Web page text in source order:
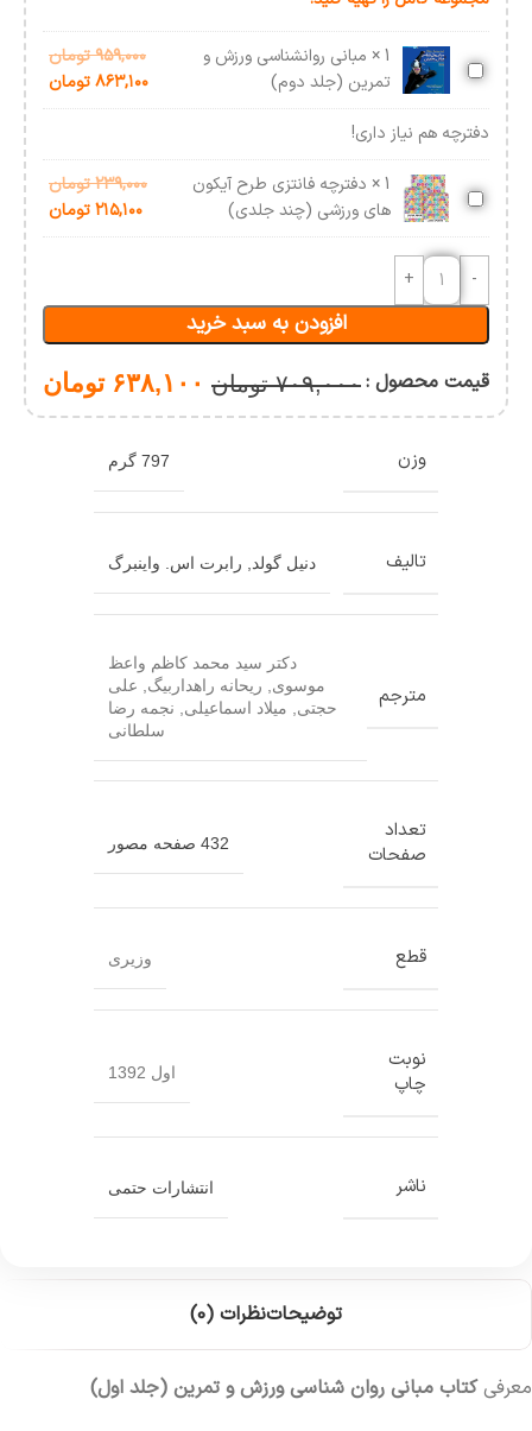
مبانی
روانشناسی
ورزش
تمرین
(جلد
1
× مبانی روانشناسی ورزش و
تمرین (جلد دوم)
۹۵۹,۰۰۰تومان
۸۶۳,۱۰۰تومان
دفترچه هم نیاز داری!
دفترچه
فانتزی
طرح
آیکون
های
جلدی)
1
× دفترچه فانتزی طرح آیکون
های ورزشی (چند جلدی)
۲۳۹,۰۰۰تومان
۲۱۵,۱۰۰تومان
افزودن به سبد خرید
قیمت محصول :۷۰۹,۰۰۰ تومان ۶۳۸,۱۰۰ تومان
وزن 797 گرم
تالیف دنیل گولد رابرت اس. واینبرگ
مترجم
دکتر سید محمد کاظم واعظ
موسوی, ریحانه راهداربیگ, علی
حجتی, میلاد اسماعیلی, نجمه رضا
سلطانی
تعداد
صفحات
432 صفحه مصور
قطع وزیری
نوبت
چاپ
اول 1392
ناشر انتشارات حتمی
توضیحاتنظرات (0)
معرفیکتاب مبانی روان شناسی ورزش و تمرین (جلد اول)